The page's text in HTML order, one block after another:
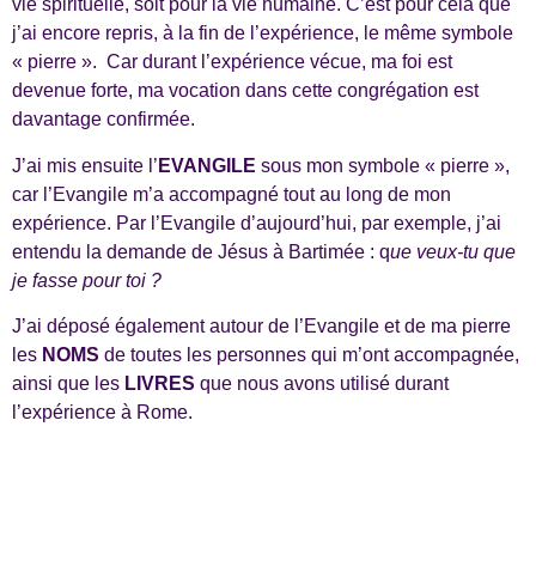
vie spirituelle, soit pour la vie humaine. C’est pour cela que
j’ai encore repris, à la fin de l’expérience, le même symbole
« pierre ». Car durant l’expérience vécue, ma foi est
devenue forte, ma vocation dans cette congrégation est
davantage confirmée.
J’ai mis ensuite l’ EVANGILE sous mon symbole « pierre »,
car l’Evangile m’a accompagné tout au long de mon
expérience. Par l’Evangile d’aujourd’hui, par exemple, j’ai
entendu la demande de Jésus à Bartimée : que veux-tu que
je fasse pour toi ?
J’ai déposé également autour de l’Evangile et de ma pierre
les NOMS de toutes les personnes qui m’ont accompagnée,
ainsi que les LIVRES que nous avons utilisé durant
l’expérience à Rome.